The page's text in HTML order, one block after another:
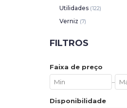
Utilidades (122)
Verniz (7)
FILTROS
Faixa de preço
–
Disponibilidade